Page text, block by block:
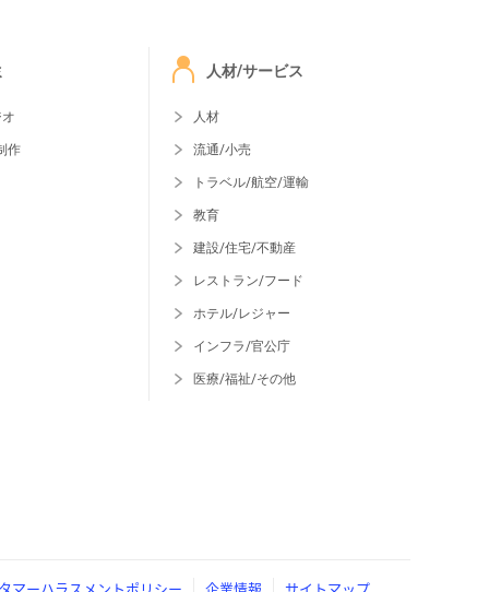
作
人材/サービス
人材
流通/小売
トラベル/航空/運輸
教育
建設/住宅/不動産
レストラン/フード
ホテル/レジャー
インフラ/官公庁
医療/福祉/その他